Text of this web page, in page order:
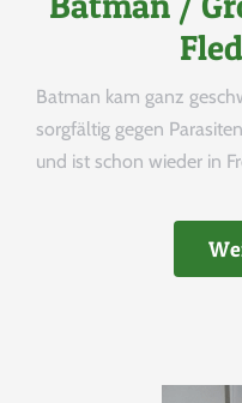
Batman kam ganz
sorgfältig gegen
und ist schon wieder in